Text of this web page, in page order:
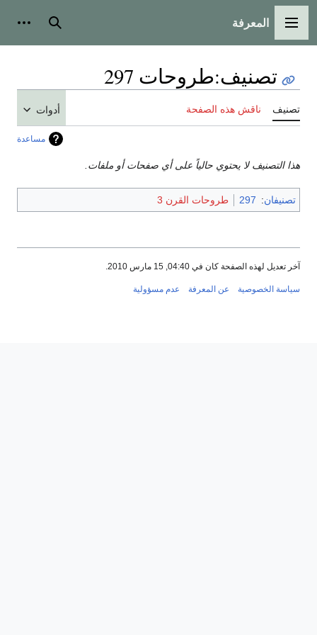
القائمة الرئيسية
المعرفة بحث
تصنيف:طروحات 297
تصنيف ناقش هذه الصفحة أدوات
مساعدة
هذا التصنيف لا يحتوي حالياً على أي صفحات أو ملفات.
تصنيفان:
297 طروحات القرن 3
آخر تعديل لهذه الصفحة كان في 04:40, 15 مارس 2010.
سياسة الخصوصية عن المعرفة عدم مسؤولية